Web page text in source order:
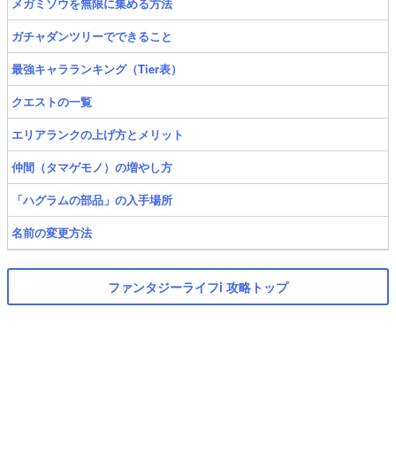
ガチャダンツリーでできること
最強キャラランキング（Tier表）
クエストの一覧
エリアランクの上げ方とメリット
仲間（タマゲモノ）の増やし方
「ハグラムの部品」の入手場所
名前の変更方法
ファンタジーライフi 攻略トップ